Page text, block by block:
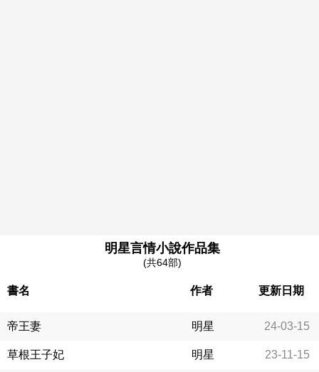
明星言情小說作品集
(共64部)
書名 作者 更新日期
帝王妻 明星 24-03-15
草根王子妃 明星 23-11-15